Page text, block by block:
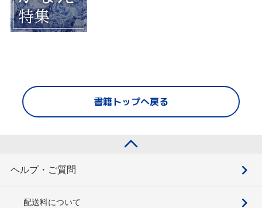
書籍トップへ戻る
ヘルプ・ご質問
配送料について